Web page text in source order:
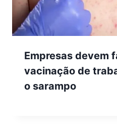
Empresas devem
vacinação de
o sarampo